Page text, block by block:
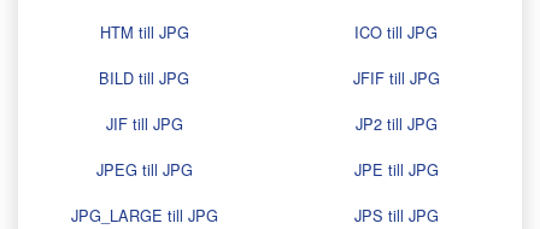
HTM till JPG
ICO till JPG
BILD till JPG
JFIF till JPG
JIF till JPG
JP2 till JPG
JPEG till JPG
JPE till JPG
JPG_LARGE till JPG
JPS till JPG